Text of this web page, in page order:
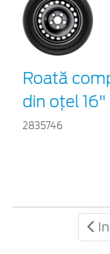
Roată
din oțel 16"
2835746